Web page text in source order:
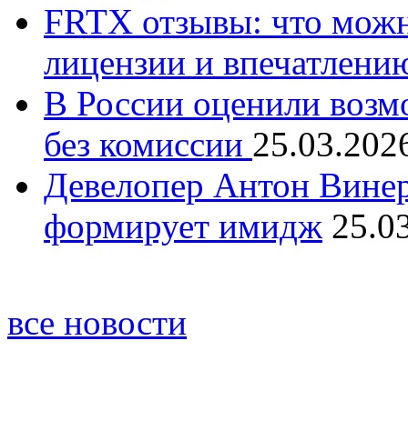
FRTX отзывы: что
лицензии и
В России оценили
без комиссии
Девелопер Антон
формирует имидж
все новости